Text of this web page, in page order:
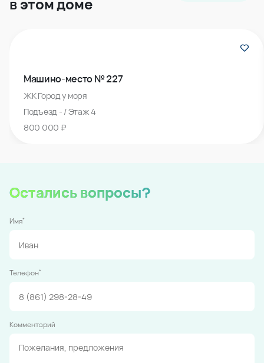
Машино-место № 227
ЖК Город у моря
Подъезд - / Этаж 4
800 000 ₽
Остались вопросы?
Имя*
Телефон*
Комментарий